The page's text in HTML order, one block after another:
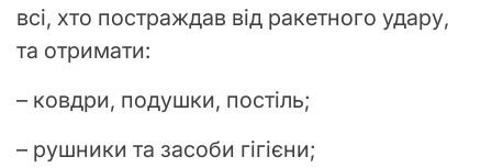
всі, хто постраждав від ракетного удару,
та отримати:
– ковдри, подушки, постіль;
– рушники та засоби гігієни;